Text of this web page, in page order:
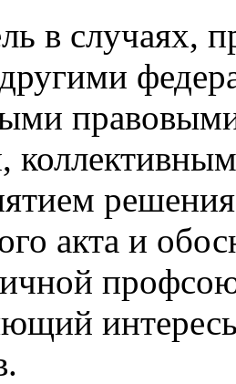
в случаях,
акта и